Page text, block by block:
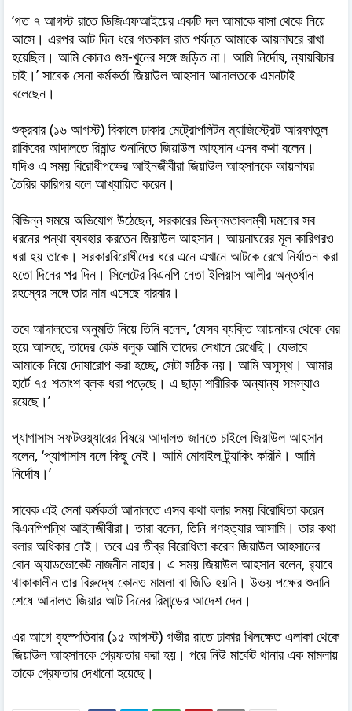
‘গত ৭ আগস্ট রাতে ডিজিএফআইয়ের একটি দল আমাকে বাসা থেকে নিয়ে
আসে। এরপর আট দিন ধরে গতকাল রাত পর্যন্ত আমাকে আয়নাঘরে রাখা
হয়েছিল। আমি কোনও গুম-খুনের সঙ্গে জড়িত না। আমি নির্দোষ, ন্যায়বিচার
চাই।’ সাবেক সেনা কর্মকর্তা জিয়াউল আহসান আদালতকে এমনটাই
বলেছেন।
শুক্রবার (১৬ আগস্ট) বিকালে ঢাকার মেট্রোপলিটন ম্যাজিস্ট্রেট আরফাতুল
রাকিবের আদালতে রিমান্ড শুনানিতে জিয়াউল আহসান এসব কথা বলেন।
যদিও এ সময় বিরোধীপক্ষের আইনজীবীরা জিয়াউল আহসানকে আয়নাঘর
তৈরির কারিগর বলে আখ্যায়িত করেন।
বিভিন্ন সময়ে অভিযোগ উঠেছেন, সরকারের ভিন্নমতাবলম্বী দমনের সব
ধরনের পন্থা ব্যবহার করতেন জিয়াউল আহসান। আয়নাঘরের মূল কারিগরও
ধরা হয় তাকে। সরকারবিরোধীদের ধরে এনে এখানে আটকে রেখে নির্যাতন করা
হতো দিনের পর দিন। সিলেটের বিএনপি নেতা ইলিয়াস আলীর অন্তর্ধান
রহস্যের সঙ্গে তার নাম এসেছে বারবার।
তবে আদালতের অনুমতি নিয়ে তিনি বলেন, ‘যেসব ব্যক্তি আয়নাঘর থেকে বের
হয়ে আসছে, তাদের কেউ বলুক আমি তাদের সেখানে রেখেছি। যেভাবে
আমাকে নিয়ে দোষারোপ করা হচ্ছে, সেটা সঠিক নয়। আমি অসুস্থ। আমার
হার্টে ৭৫ শতাংশ ব্লক ধরা পড়েছে। এ ছাড়া শারীরিক অন্যান্য সমস্যাও
রয়েছে।’
প্যাগাসাস সফটওয়্যারের বিষয়ে আদালত জানতে চাইলে জিয়াউল আহসান
বলেন, ‘প্যাগাসাস বলে কিছু নেই। আমি মোবাইল ট্র্যাকিং করিনি। আমি
নির্দোষ।’
সাবেক এই সেনা কর্মকর্তা আদালতে এসব কথা বলার সময় বিরোধিতা করেন
বিএনপিপন্থি আইনজীবীরা। তারা বলেন, তিনি গণহত্যার আসামি। তার কথা
বলার অধিকার নেই। তবে এর তীব্র বিরোধিতা করেন জিয়াউল আহসানের
বোন অ্যাডভোকেট নাজনীন নাহার। এ সময় জিয়াউল আহসান বলেন, র‌্যাবে
থাকাকালীন তার বিরুদ্ধে কোনও মামলা বা জিডি হয়নি। উভয় পক্ষের শুনানি
শেষে আদালত জিয়ার আট দিনের রিমান্ডের আদেশ দেন।
এর আগে বৃহস্পতিবার (১৫ আগস্ট) গভীর রাতে ঢাকার খিলক্ষেত এলাকা থেকে
জিয়াউল আহসানকে গ্রেফতার করা হয়। পরে নিউ মার্কেট থানার এক মামলায়
তাকে গ্রেফতার দেখানো হয়েছে।